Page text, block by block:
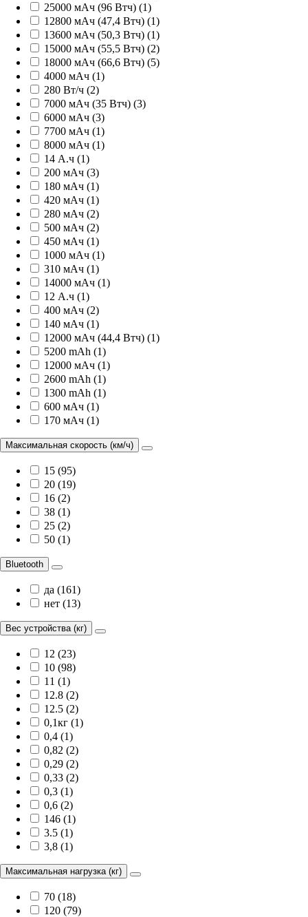
25000 мАч (96 Втч) (1)
12800 мАч (47,4 Втч) (1)
13600 мАч (50,3 Втч) (1)
15000 мАч (55,5 Втч) (2)
18000 мАч (66,6 Втч) (5)
4000 мАч (1)
280 Вт/ч (2)
7000 мАч (35 Втч) (3)
6000 мАч (3)
7700 мАч (1)
8000 мАч (1)
14 А.ч (1)
200 мАч (3)
180 мАч (1)
420 мАч (1)
280 мАч (2)
500 мАч (2)
450 мАч (1)
1000 мАч (1)
310 мАч (1)
14000 мАч (1)
12 А.ч (1)
400 мАч (2)
140 мАч (1)
12000 мАч (44,4 Втч) (1)
5200 mAh (1)
12000 мАч (1)
2600 mAh (1)
1300 mAh (1)
600 мАч (1)
170 мАч (1)
Максимальная скорость (км/ч)
15 (95)
20 (19)
16 (2)
38 (1)
25 (2)
50 (1)
Bluetooth
да (161)
нет (13)
Вес устройства (кг)
12 (23)
10 (98)
11 (1)
12.8 (2)
12.5 (2)
0,1кг (1)
0,4 (1)
0,82 (2)
0,29 (2)
0,33 (2)
0,3 (1)
0,6 (2)
146 (1)
3.5 (1)
3,8 (1)
Максимальная нагрузка (кг)
70 (18)
120 (79)